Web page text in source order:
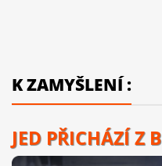
K ZAMYŠLENÍ :
JED PŘICHÁZÍ Z